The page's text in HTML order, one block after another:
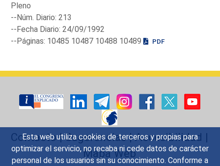
Esta web utiliza cookies de terceros y propias para
optimizar el servicio, no recaba ni cede datos de carácter
personal de los usuarios sin su conocimiento. Conforme a
Pleno
--Núm. Diario: 213
--Fecha Diario: 24/09/1992
--Páginas: 10485 10487 10488 10489
PDF
Contacto|Sugerencias|Accesibilidad |
Mapa Web